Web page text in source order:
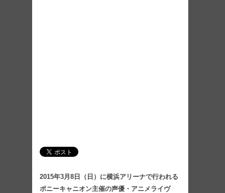
2015年3月8日（日）に横浜アリーナで行われる
ポニーキャニオン主催の声優・アニメライヴ